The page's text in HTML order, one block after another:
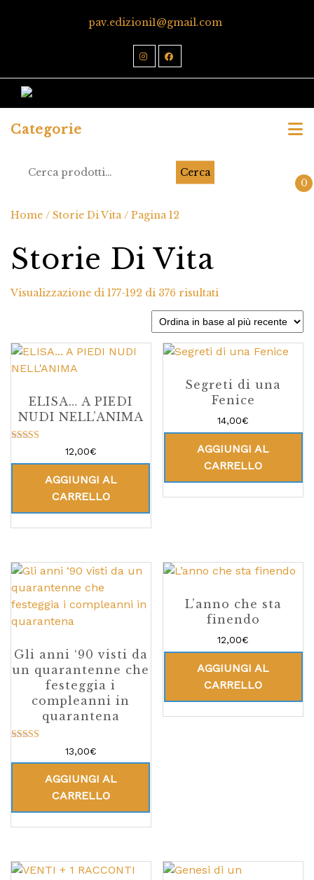
pav.edizioni1@gmail.com
Categorie
Cerca
0
Home / Storie Di Vita/ Pagina 12
Storie Di Vita
Visualizzazione di 177-192 di 376 risultati
ELISA… A PIEDI
NUDI NELL’ANIMA
su 5
12,00€
AGGIUNGI AL
CARRELLO
Segreti di una
Fenice
14,00€
AGGIUNGI AL
CARRELLO
Gli anni ‘90 visti da
un quarantenne che
festeggia i
compleanni in
quarantena
su 5
13,00€
AGGIUNGI AL
CARRELLO
L’anno che sta
finendo
12,00€
AGGIUNGI AL
CARRELLO